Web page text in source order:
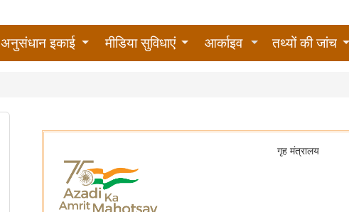
अनुसंधान इकाई मीडिया सुविधाएं आर्काइव तथ्यों की जांच